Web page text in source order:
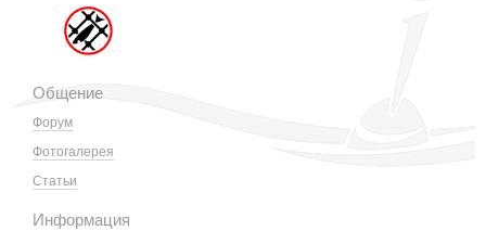
Общение
Форум
Фотогалерея
Статьи
Информация